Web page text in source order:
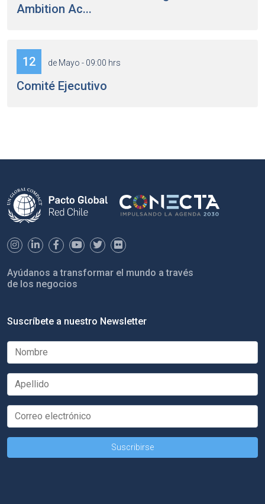
Ambition Ac...
12 de Mayo - 09:00 hrs
Comité Ejecutivo
Ayúdanos a transformar el mundo a través
de los negocios
Suscríbete a nuestro Newsletter